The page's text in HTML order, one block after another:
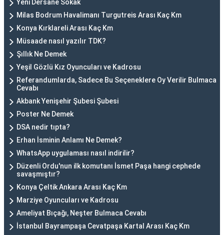
Yeni Dersane Sokak
Milas Bodrum Havalimanı Turgutreis Arası Kaç Km
Konya Kırklareli Arası Kaç Km
Müsaade nasıl yazılır TDK?
Şıllık Ne Demek
Yeşil Gözlü Kız Oyuncuları ve Kadrosu
Referandumlarda, Sadece Bu Seçeneklere Oy Verilir Bulmaca
Cevabı
Akbank Yenişehir Şubesi Şubesi
Poster Ne Demek
DSA nedir tıpta?
Erhan İsminin Anlamı Ne Demek?
WhatsApp uygulaması nasıl indirilir?
Düzenli Ordu'nun ilk komutanı İsmet Paşa hangi cephede
savaşmıştır?
Konya Çeltik Ankara Arası Kaç Km
Marziye Oyuncuları ve Kadrosu
Ameliyat Bıçağı, Neşter Bulmaca Cevabı
İstanbul Bayrampaşa Cevatpaşa Kartal Arası Kaç Km